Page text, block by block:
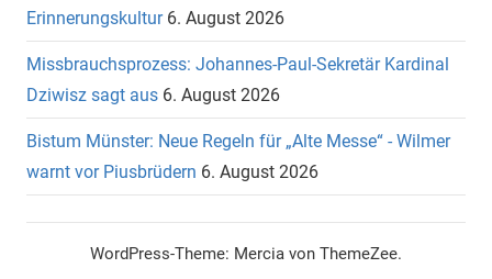
Erinnerungskultur 6. August 2026
Missbrauchsprozess: Johannes-Paul-Sekretär Kardinal
Dziwisz sagt aus 6. August 2026
Bistum Münster: Neue Regeln für „Alte Messe“ - Wilmer
warnt vor Piusbrüdern 6. August 2026
WordPress-Theme: Mercia von ThemeZee.